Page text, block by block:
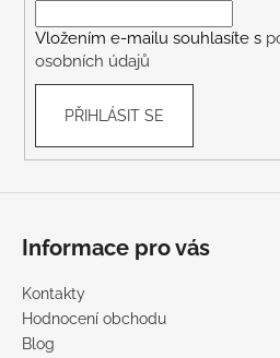
Vložením e-mailu souhlasíte s
osobních údajů
PŘIHLÁSIT SE
Informace pro vás
Kontakty
Hodnocení obchodu
Blog